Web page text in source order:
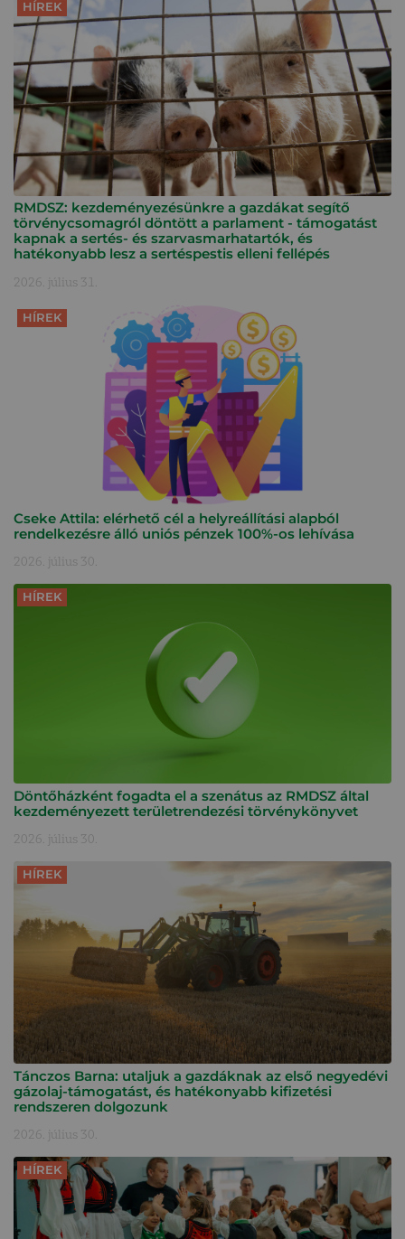
HÍREK
RMDSZ: kezdeményezésünkre a gazdákat segítő
törvénycsomagról döntött a parlament - támogatást
kapnak a sertés- és szarvasmarhatartók, és
hatékonyabb lesz a sertéspestis elleni fellépés
2026. július 31.
HÍREK
Cseke Attila: elérhető cél a helyreállítási alapból
rendelkezésre álló uniós pénzek 100%-os lehívása
2026. július 30.
HÍREK
Döntőházként fogadta el a szenátus az RMDSZ által
kezdeményezett területrendezési törvénykönyvet
2026. július 30.
HÍREK
Tánczos Barna: utaljuk a gazdáknak az első negyedévi
gázolaj-támogatást, és hatékonyabb kifizetési
rendszeren dolgozunk
2026. július 30.
HÍREK